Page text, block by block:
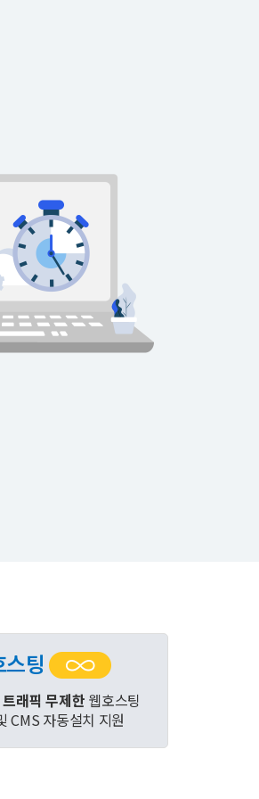
팅
트래픽 무제한 웹호스팅
CMS 자동설치 지원